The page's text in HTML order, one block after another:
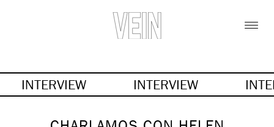
INTERVIEW INTERVIEW